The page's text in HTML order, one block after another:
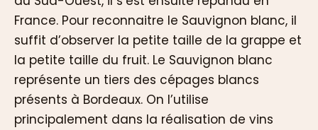
France. Pour reconnaitre le Sauvignon blanc, il
suffit d’observer la petite taille de la grappe et
la petite taille du fruit. Le Sauvignon blanc
représente un tiers des cépages blancs
présents à Bordeaux. On l’utilise
principalement dans la réalisation de vins